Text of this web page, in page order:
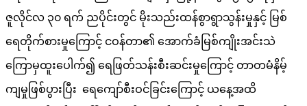
ဇူလိုင်လ ၃၀ ရက် ညပိုင်းတွင် မိုးသည်းထန်စွာရွာသွန်းမှုနှင့် မြစ်
ရေတိုက်စားမှုကြောင့် ငဝန်တာ၏ အောက်ခံမြစ်ကျိုးအင်းသဲ
ကြောမှထူးပေါက်၍ ရေဖြတ်သန်းစီးဆင်းမှုကြောင့် တာတမံနိမ့်
ကျမှုဖြစ်ပွားပြီး ရေကျော်စီးဝင်ခြင်းကြောင့် ယနေ့အထိ